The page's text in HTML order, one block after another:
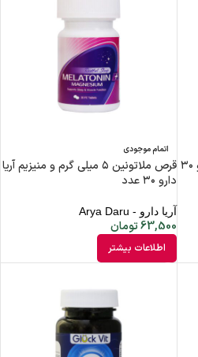
قرص ملاتونین ۳ میلی گرم آریا دارو ۳۰
اتمام موجودی
قرص ملاتونین ۵ میلی گرم و منیزیم آریا
دارو ۳۰ عدد
آریا دارو - Arya Daru
63,500تومان
اطلاعات بیشتر